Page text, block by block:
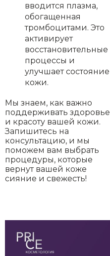
вводится плазма,
обогащенная
тромбоцитами. Это
активирует
восстановительные
процессы и
улучшает состояние
кожи.
Мы знаем, как важно
поддерживать здоровье
и красоту вашей кожи.
Запишитесь на
консультацию, и мы
поможем вам выбрать
процедуры, которые
вернут вашей коже
сияние и свежесть!